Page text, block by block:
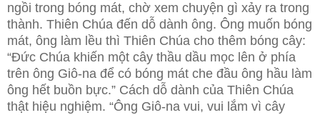
ngồi trong bóng mát, chờ xem chuyện gì xảy ra trong
thành. Thiên Chúa đến dỗ dành ông. Ông muốn bóng
mát, ông làm lều thì Thiên Chúa cho thêm bóng cây:
“Đức Chúa khiến một cây thầu dầu mọc lên ở phía
trên ông Giô-na để có bóng mát che đầu ông hầu làm
ông hết buồn bực.” Cách dỗ dành của Thiên Chúa
thật hiệu nghiệm. “Ông Giô-na vui, vui lắm vì cây